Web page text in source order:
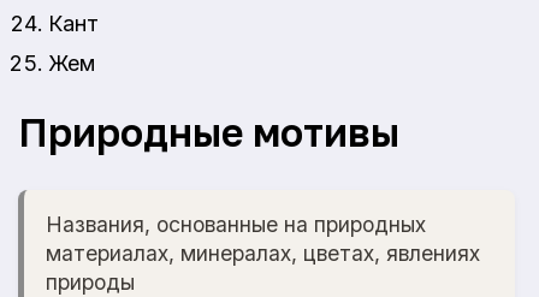
Кант
Жем
Природные мотивы
Названия, основанные на природных
материалах, минералах, цветах, явлениях
природы